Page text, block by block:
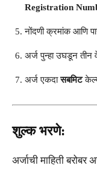
Registration
नोंदणी क्रमांक आणि
अर्ज पुन्हा उघडून तीन
अर्ज एकदासबमिट
शुल्क भरणे:
अर्जाची माहिती